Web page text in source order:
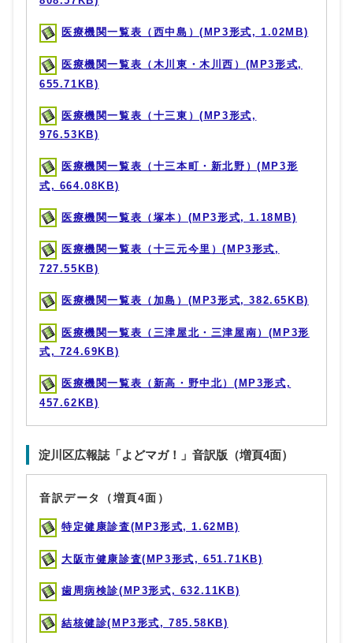
医療機関一覧表（西中島）(MP3形式, 1.02MB)
医療機関一覧表（木川東・木川西）(MP3形式,
655.71KB)
医療機関一覧表（十三東）(MP3形式,
976.53KB)
医療機関一覧表（十三本町・新北野）(MP3形
式, 664.08KB)
医療機関一覧表（塚本）(MP3形式, 1.18MB)
医療機関一覧表（十三元今里）(MP3形式,
727.55KB)
医療機関一覧表（加島）(MP3形式, 382.65KB)
医療機関一覧表（三津屋北・三津屋南）(MP3形
式, 724.69KB)
医療機関一覧表（新高・野中北）(MP3形式,
457.62KB)
淀川区広報誌「よどマガ！」音訳版（増頁4面）
音訳データ（増頁4面）
特定健康診査(MP3形式, 1.62MB)
大阪市健康診査(MP3形式, 651.71KB)
歯周病検診(MP3形式, 632.11KB)
結核健診(MP3形式, 785.58KB)